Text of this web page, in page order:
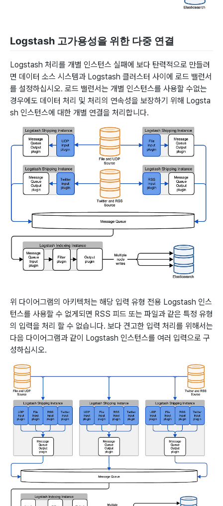
Logstash 고가용성을 위한 다중 연결
Logstash 처리를 개별 인스턴스 실패에 보다 탄력적으로 만들려
면 데이터 소스 시스템과 Logstash 클러스터 사이에 로드 밸런서
를 설정하십시오. 로드 밸런서는 개별 인스턴스를 사용할 수없는
경우에도 데이터 처리 및 처리의 연속성을 보장하기 위해 Logsta
sh 인스턴스에 대한 개별 연결을 처리합니다.
위 다이어그램의 아키텍처는 해당 입력 유형 전용 Logstash 인스
턴스를 사용할 수 없게되면 RSS 피드 또는 파일과 같은 특정 유형
의 입력을 처리 할 수 없습니다. 보다 견고한 입력 처리를 위해서는
다음 다이어그램과 같이 Logstash 인스턴스를 여러 입력으로 구
성하십시오.